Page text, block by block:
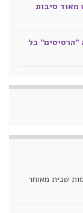
מאוד סיבות
"הרסיסים" כל
שנית מאוחר